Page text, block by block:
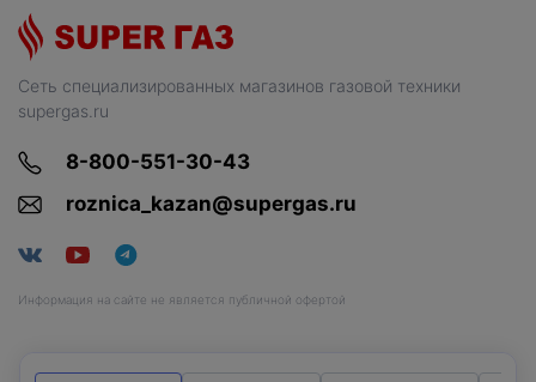
Сеть специализированных магазинов газовой техники
supergas.ru
8-800-551-30-43
roznica_kazan@supergas.ru
Информация на сайте не является публичной офертой